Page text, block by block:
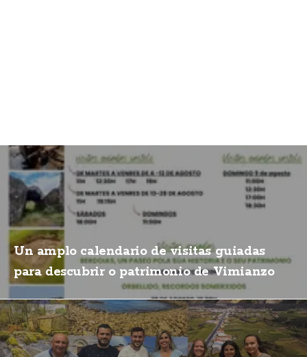
Un amplo calendario de visitas guiadas
para descubrir o patrimonio de Vimianzo